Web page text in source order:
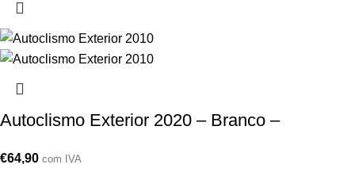
Autoclismo Exterior 2020 – Branco –
€64,90 com IVA